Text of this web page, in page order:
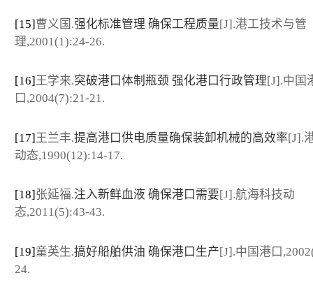
[15]曹义国.强化标准管理 确保工程质量[J].港工技术与管
理,2001(1):24-26.
[16]王学来.突破港口体制瓶颈 强化港口行政管理[J].中国
口,2004(7):21-21.
[17]王兰丰.提高港口供电质量确保装卸机械的高效率[J].
动态,1990(12):14-17.
[18]张延福.注入新鲜血液 确保港口需要[J].航海科技动
态,2011(5):43-43.
[19]童英生.搞好船舶供油 确保港口生产[J].中国港口
24.